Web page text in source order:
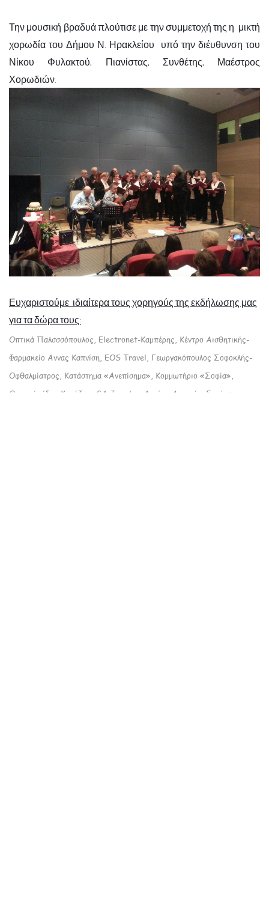
Την μουσική βραδυά πλούτισε με την συμμετοχή της η μικτή
χορωδία του Δήμου Ν. Ηρακλείου υπό την διέυθυνση του
Νίκου Φυλακτού, Πιανίστας, Συνθέτης, Μαέστρος
Χορωδιών.
Ευχαριστούμε ιδιαίτερα τους χορηγούς της εκδήλωσης μας
για τα δώρα τους:
Οπτικά Παλσσσόπουλος, Electronet-Καμπέρης, Κέντρο Αισθητικής-
Φαρμακείο Αννας Καπνίση, EOS Travel, Γεωργακόπουλος Σοφοκλής-
Οφθαλμίατρος, Κατάστημα «Ανεπίσημα», Κομμωτήριο «Σοφία»,
Οικιακά είδη «Καρόζη», GA Jewelry,
Λεγάκη Αντωνία, Σταύρο